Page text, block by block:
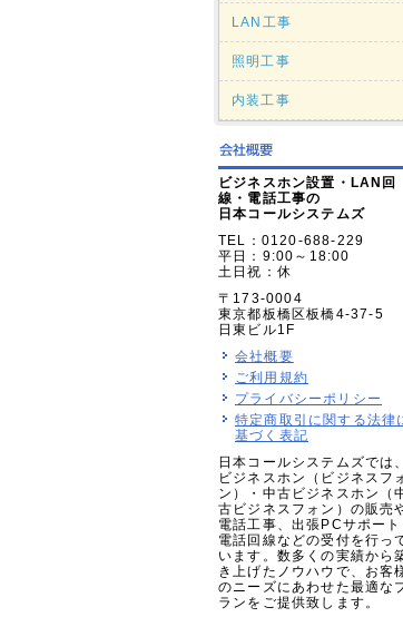
LAN工事
照明工事
内装工事
ビジネスホン設置・LAN回
線・電話工事の
日本コールシステムズ
TEL：0120-688-229
平日：9:00～18:00
土日祝：休
〒173-0004
東京都板橋区板橋4-37-5
日東ビル1F
会社概要
ご利用規約
プライバシーポリシー
特定商取引に関する法律
基づく表記
日本コールシステムズでは、
ビジネスホン（ビジネスフ
ン）・中古ビジネスホン（
古ビジネスフォン）の販売
電話工事、出張PCサポート
電話回線などの受付を行っ
います。数多くの実績から
き上げたノウハウで、お客
のニーズにあわせた最適な
ランをご提供致します。